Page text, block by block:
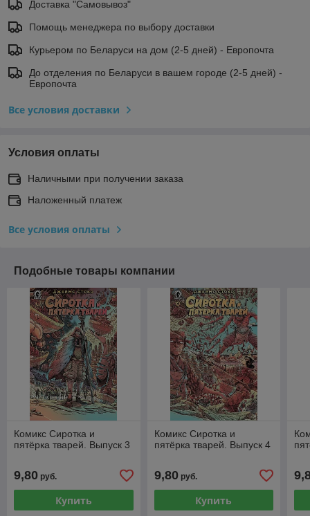
Доставка "Самовывоз"
Помощь менеджера по выбору доставки
Курьером по Беларуси на дом (2-5 дней) - Европочта
До отделения по Беларуси в вашем городе (2-5 дней) -
Европочта
Все условия доставки
Условия оплаты
Наличными при получении заказа
Наложенный платеж
Все условия оплаты
Подобные товары компании
Комикс Сиротка и
пятёрка тварей. Выпуск 3
9,80 руб.
Купить
Комикс Сиротка и
пятёрка тварей. Выпуск 4
9,80руб.
Купить